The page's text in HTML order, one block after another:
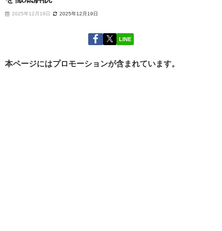
2025年12月19日 2025年12月19日
LINE
本ページにはプロモーションが含まれています。